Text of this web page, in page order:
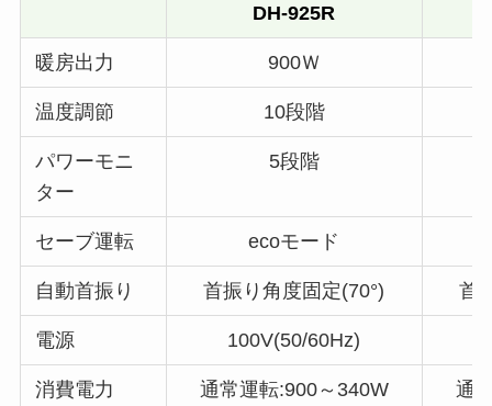
DH-925R
暖房出力 900Ｗ
温度調節 10段階
パワーモニ
ター
5段階
セーブ運転 ecoモード
自動首振り 首振り角度固定(70°) 首
電源 100V(50/60Hz)
消費電力
通常運転:900～340W
通